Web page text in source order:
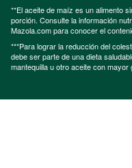
**El aceite de maíz es un alimento
porción. Consulte la información
Mazola.com para conocer el
***Para lograr la reducción del
debe ser parte de una dieta
mantequilla u otro aceite con mayor